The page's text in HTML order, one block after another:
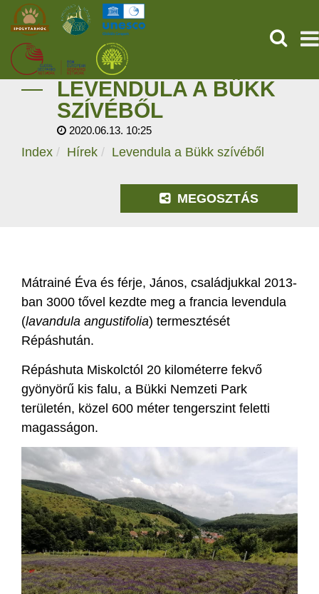
KEZDŐOLDAL
ŐSVILÁGI POMPEJI
RÓLUNK
LEVENDULA A BÜKK
SZÍVÉBŐL
2020.06.13. 10:25
Index Hírek Levendula a Bükk szívéből
MEGOSZTÁS
Mátrainé Éva és férje, János, családjukkal 2013-
ban 3000 tővel kezdte meg a francia levendula
(lavandula angustifolia) termesztését
Répáshután.
Répáshuta Miskolctól 20 kilométerre fekvő
gyönyörű kis falu, a Bükki Nemzeti Park
területén, közel 600 méter tengerszint feletti
magasságon.